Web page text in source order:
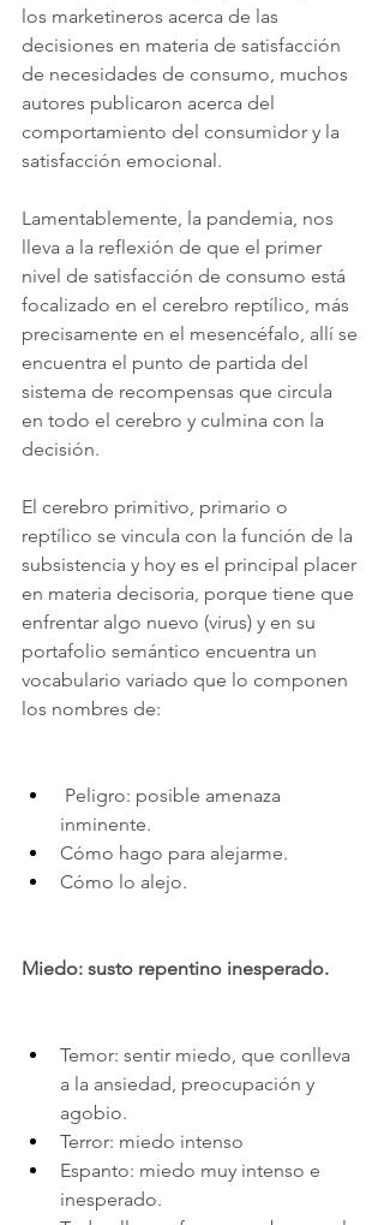
los marketineros acerca de las
decisiones en materia de satisfacción
de necesidades de consumo, muchos
autores publicaron acerca del
comportamiento del consumidor y la
satisfacción emocional.
Lamentablemente, la pandemia, nos
lleva a la reflexión de que el primer
nivel de satisfacción de consumo está
focalizado en el cerebro reptílico, más
precisamente en el mesencéfalo, allí se
encuentra el punto de partida del
sistema de recompensas que circula
en todo el cerebro y culmina con la
decisión.
El cerebro primitivo, primario o
reptílico se vincula con la función de la
subsistencia y hoy es el principal placer
en materia decisoria, porque tiene que
enfrentar algo nuevo (virus) y en su
portafolio semántico encuentra un
vocabulario variado que lo componen
los nombres de:
inminente.
Cómo hago para alejarme.
Cómo lo alejo.
Miedo: susto repentino inesperado.
Temor: sentir miedo, que conlleva
a la ansiedad, preocupación y
agobio.
Terror: miedo intenso
Espanto: miedo muy intenso e
inesperado.